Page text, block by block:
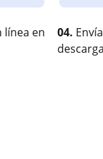
línea en
04.